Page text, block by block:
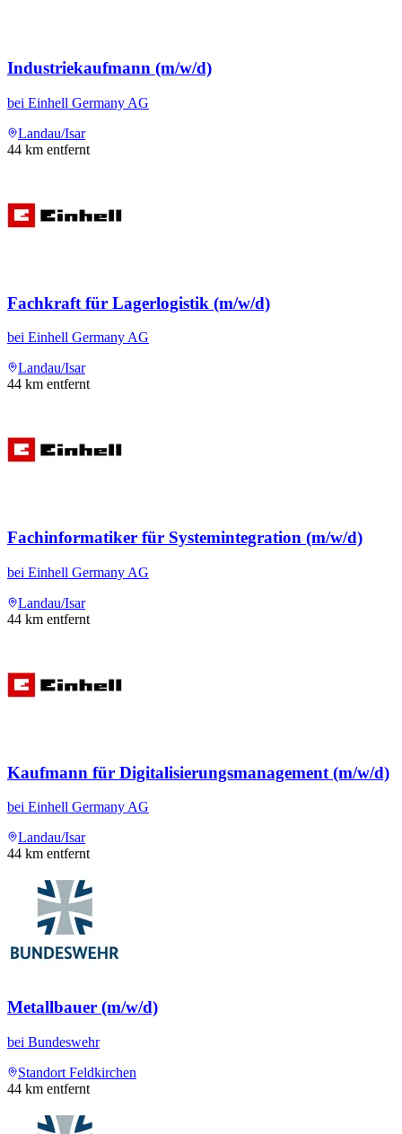
Industriekaufmann (m/w/d)
bei Einhell Germany AG
Landau/Isar
44 km entfernt
Fachkraft für Lagerlogistik (m/w/d)
bei Einhell Germany AG
Landau/Isar
44 km entfernt
Fachinformatiker für Systemintegration (m/w/d)
bei Einhell Germany AG
Landau/Isar
44 km entfernt
Kaufmann für Digitalisierungsmanagement (m/w/d)
bei Einhell Germany AG
Landau/Isar
44 km entfernt
Metallbauer (m/w/d)
bei Bundeswehr
Standort Feldkirchen
44 km entfernt